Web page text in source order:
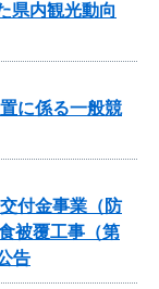
県内観光動向
に係る一般競
付金事業（防
被覆工事（第
告